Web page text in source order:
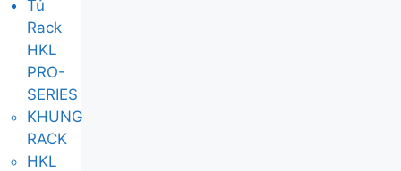
Tủ
Rack
HKL
PRO-
SERIES
KHUNG
RACK
HKL